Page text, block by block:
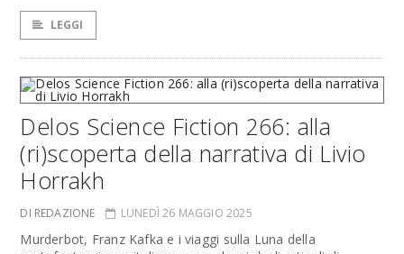
LEGGI
Delos Science Fiction 266: alla
(ri)scoperta della narrativa di Livio
Horrakh
DI REDAZIONE LUNEDÌ 26 MAGGIO 2025
Murderbot, Franz Kafka e i viaggi sulla Luna della